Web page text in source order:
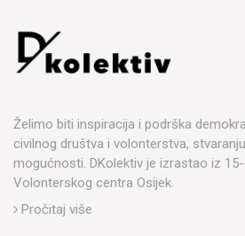
Želimo biti inspiracija i podrška
civilnog društva i volonterstva,
mogućnosti. DKolektiv je izrastao iz
Volonterskog centra Osijek.
Pročitaj više